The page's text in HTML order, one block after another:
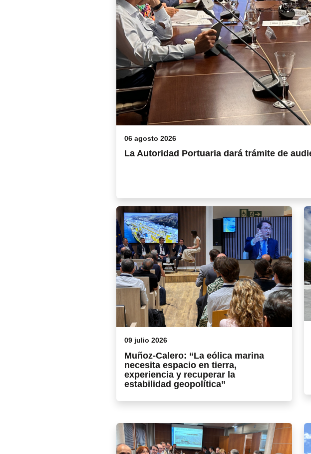
06 agosto 2026
La Autoridad Portuaria dará trámite de
09 julio 2026
Muñoz-Calero: “La eólica marina
necesita espacio en tierra,
experiencia y recuperar la
estabilidad geopolítica”